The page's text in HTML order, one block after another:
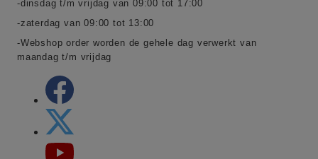
-dinsdag t/m vrijdag van 09:00 tot 17:00
-zaterdag van 09:00 tot 13:00
-Webshop order worden de gehele dag verwerkt van
maandag t/m vrijdag